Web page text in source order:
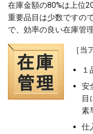
i
n
2008
在庫金額の80%は上位
重要品目は少数ですの
で、効率の良い在庫管
［当
１
安
目
素
仕